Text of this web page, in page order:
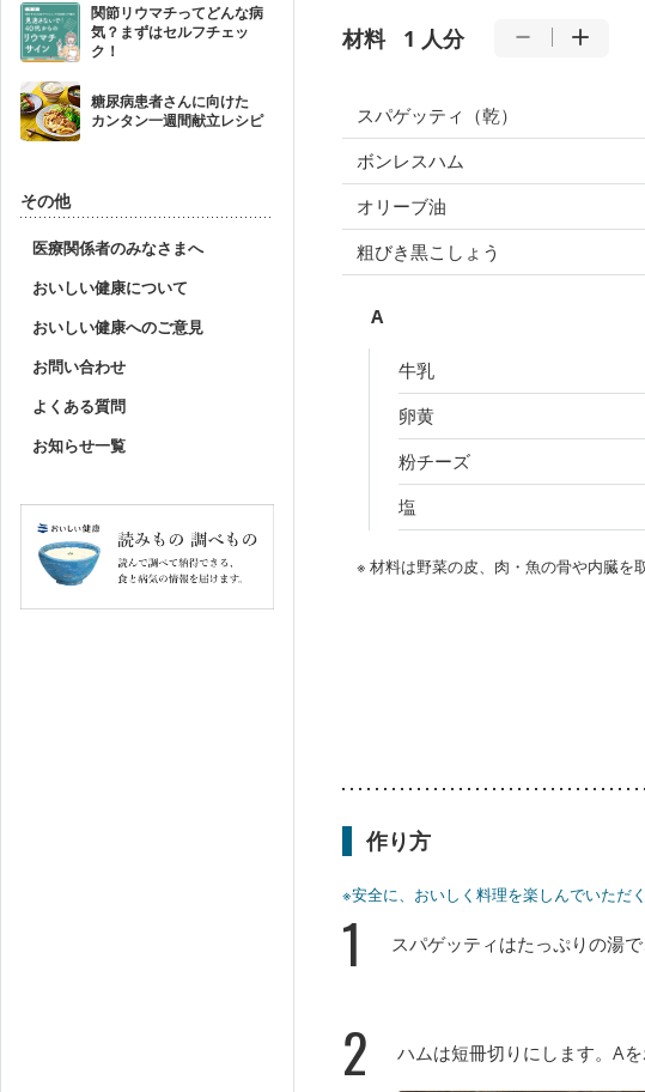
関節リウマチってどんな病
気？まずはセルフチェッ
ク！
糖尿病患者さんに向けた
カンタン一週間献立レシピ
その他
医療関係者のみなさまへ
おいしい健康について
おいしい健康へのご意見
お問い合わせ
よくある質問
お知らせ一覧
材料 1 人分
スパゲッティ（乾）
ボンレスハム
オリーブ油
粗びき黒こしょう
A
牛乳
卵黄
粉チーズ
塩
※ 材料は野菜の皮、肉・魚の骨や内臓を
作り方
※安全に、おいしく料理を楽しんでいただ
1 スパゲッティはたっぷりの湯
2 ハムは短冊切りにします。A